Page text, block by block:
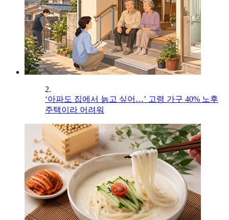
2.
‘아파도 집에서 늙고 싶어…’ 고령 가구 40% 노후
주택이라 어려워